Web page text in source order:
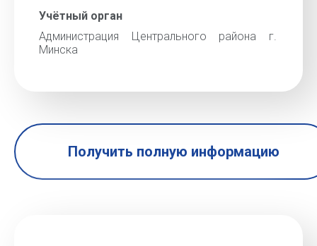
Учётный орган
Администрация Центрального района г.
Минска
Получить полную информацию